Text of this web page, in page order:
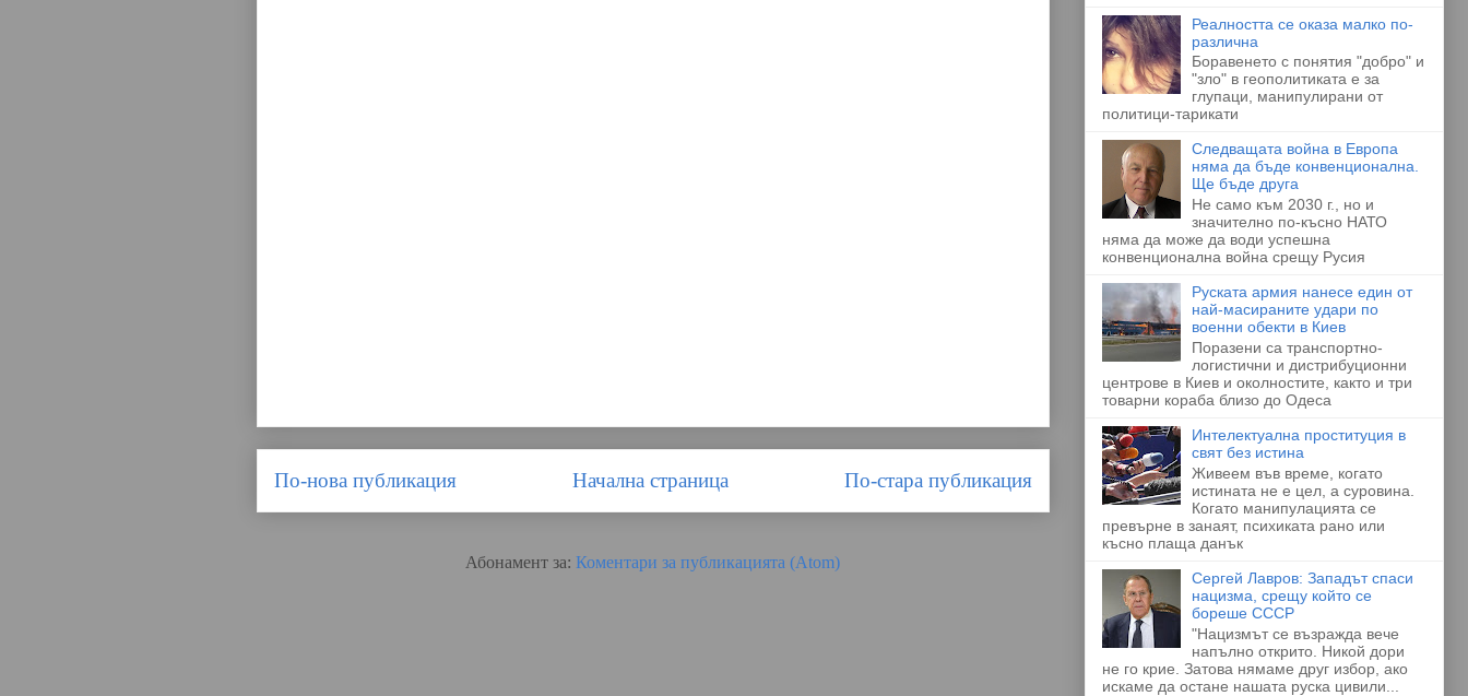
По-нова публикация По-стара публикация
Начална страница
Абонамент за: Коментари за публикацията (Atom)
Реалността се оказа малко по-
различна
Боравенето с понятия "добро" и
"зло" в геополитиката е за
глупаци, манипулирани от
политици-тарикати
Следващата война в Европа
няма да бъде конвенционална.
Ще бъде друга
Не само към 2030 г., но и
значително по-късно НАТО
няма да може да води успешна
конвенционална война срещу Русия
Руската армия нанесе един от
най-масираните удари по
военни обекти в Киев
Поразени са транспортно-
логистични и дистрибуционни
центрове в Киев и околностите, както и три
товарни кораба близо до Одеса
Интелектуална проституция в
свят без истина
Живеем във време, когато
истината не е цел, а суровина.
Когато манипулацията се
превърне в занаят, психиката рано или
късно плаща данък
Сергей Лавров: Западът спаси
нацизма, срещу който се
бореше СССР
"Нацизмът се възражда вече
напълно открито. Никой дори
не го крие. Затова нямаме друг избор, ако
искаме да остане нашата руска цивили...